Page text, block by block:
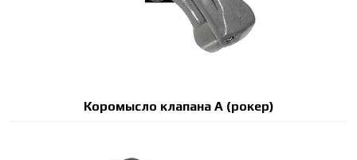
Коромысло клапана A (рокер)